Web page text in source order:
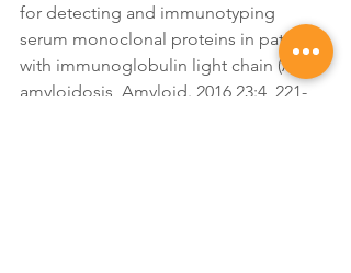
for detecting and immunotyping
serum monoclonal proteins in patients
with immunoglobulin light chain (AL)
amyloidosis, Amyloid. 2016 23:4, 221-